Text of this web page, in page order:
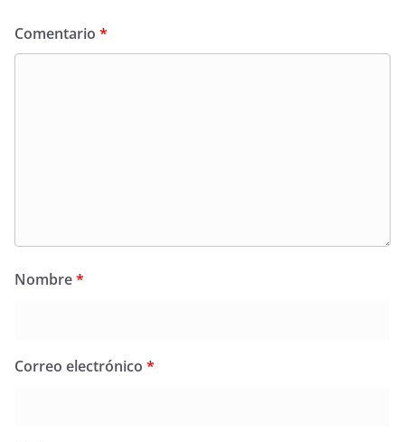
Comentario *
Nombre*
Correo electrónico *